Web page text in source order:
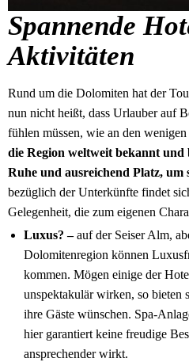
Spannende
Aktivitäten
Rund um die Dolomiten hat der
nun nicht heißt, dass Urlauber auf
fühlen müssen, wie an den
die Region weltweit bekannt
Ruhe und ausreichend Platz, um
bezüglich der Unterkünfte findet
Gelegenheit, die zum eigenen
Luxus? –auf der Seiser Alm,
Dolomitenregion können
kommen. Mögen einige der
unspektakulär wirken, so bieten
ihre Gäste wünschen. Spa-
hier garantiert keine freudige
ansprechender wirkt.